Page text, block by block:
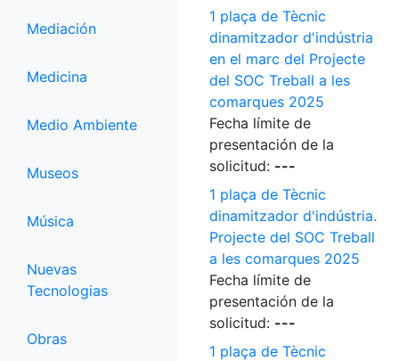
Mediación
Medicina
Medio Ambiente
Museos
Música
Nuevas
Tecnologias
Obras
1 plaça de Tècnic
dinamitzador d'indústria
en el marc del Projecte
del SOC Treball a les
comarques 2025
Fecha límite de
presentación de la
solicitud: ---
1 plaça de Tècnic
dinamitzador d'indústria.
Projecte del SOC Treball
a les comarques 2025
Fecha límite de
presentación de la
solicitud: ---
1 plaça de Tècnic